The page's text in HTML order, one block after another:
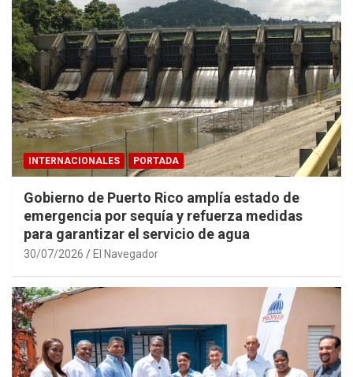
INTERNACIONALES PORTADA
Gobierno de Puerto Rico amplía estado de
emergencia por sequía y refuerza medidas
para garantizar el servicio de agua
30/07/2026 El Navegador